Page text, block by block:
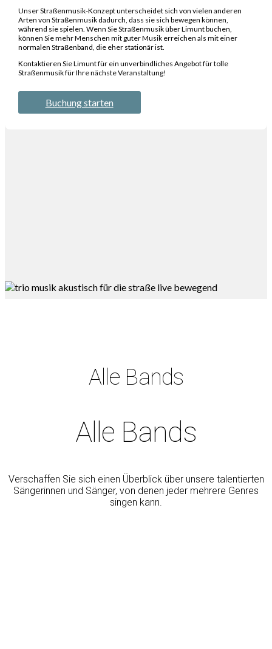
Unser Straßenmusik-Konzept unterscheidet sich von vielen anderen
Arten von Straßenmusik dadurch, dass sie sich bewegen können,
während sie spielen. Wenn Sie Straßenmusik über Limunt buchen,
können Sie mehr Menschen mit guter Musik erreichen als mit einer
normalen Straßenband, die eher stationär ist.
Kontaktieren Sie Limunt für ein unverbindliches Angebot für tolle
Straßenmusik für Ihre nächste Veranstaltung!
Buchung starten
Alle Bands
Alle Bands
Verschaffen Sie sich einen Überblick über unsere talentierten
Sängerinnen und Sänger, von denen jeder mehrere Genres
singen kann.